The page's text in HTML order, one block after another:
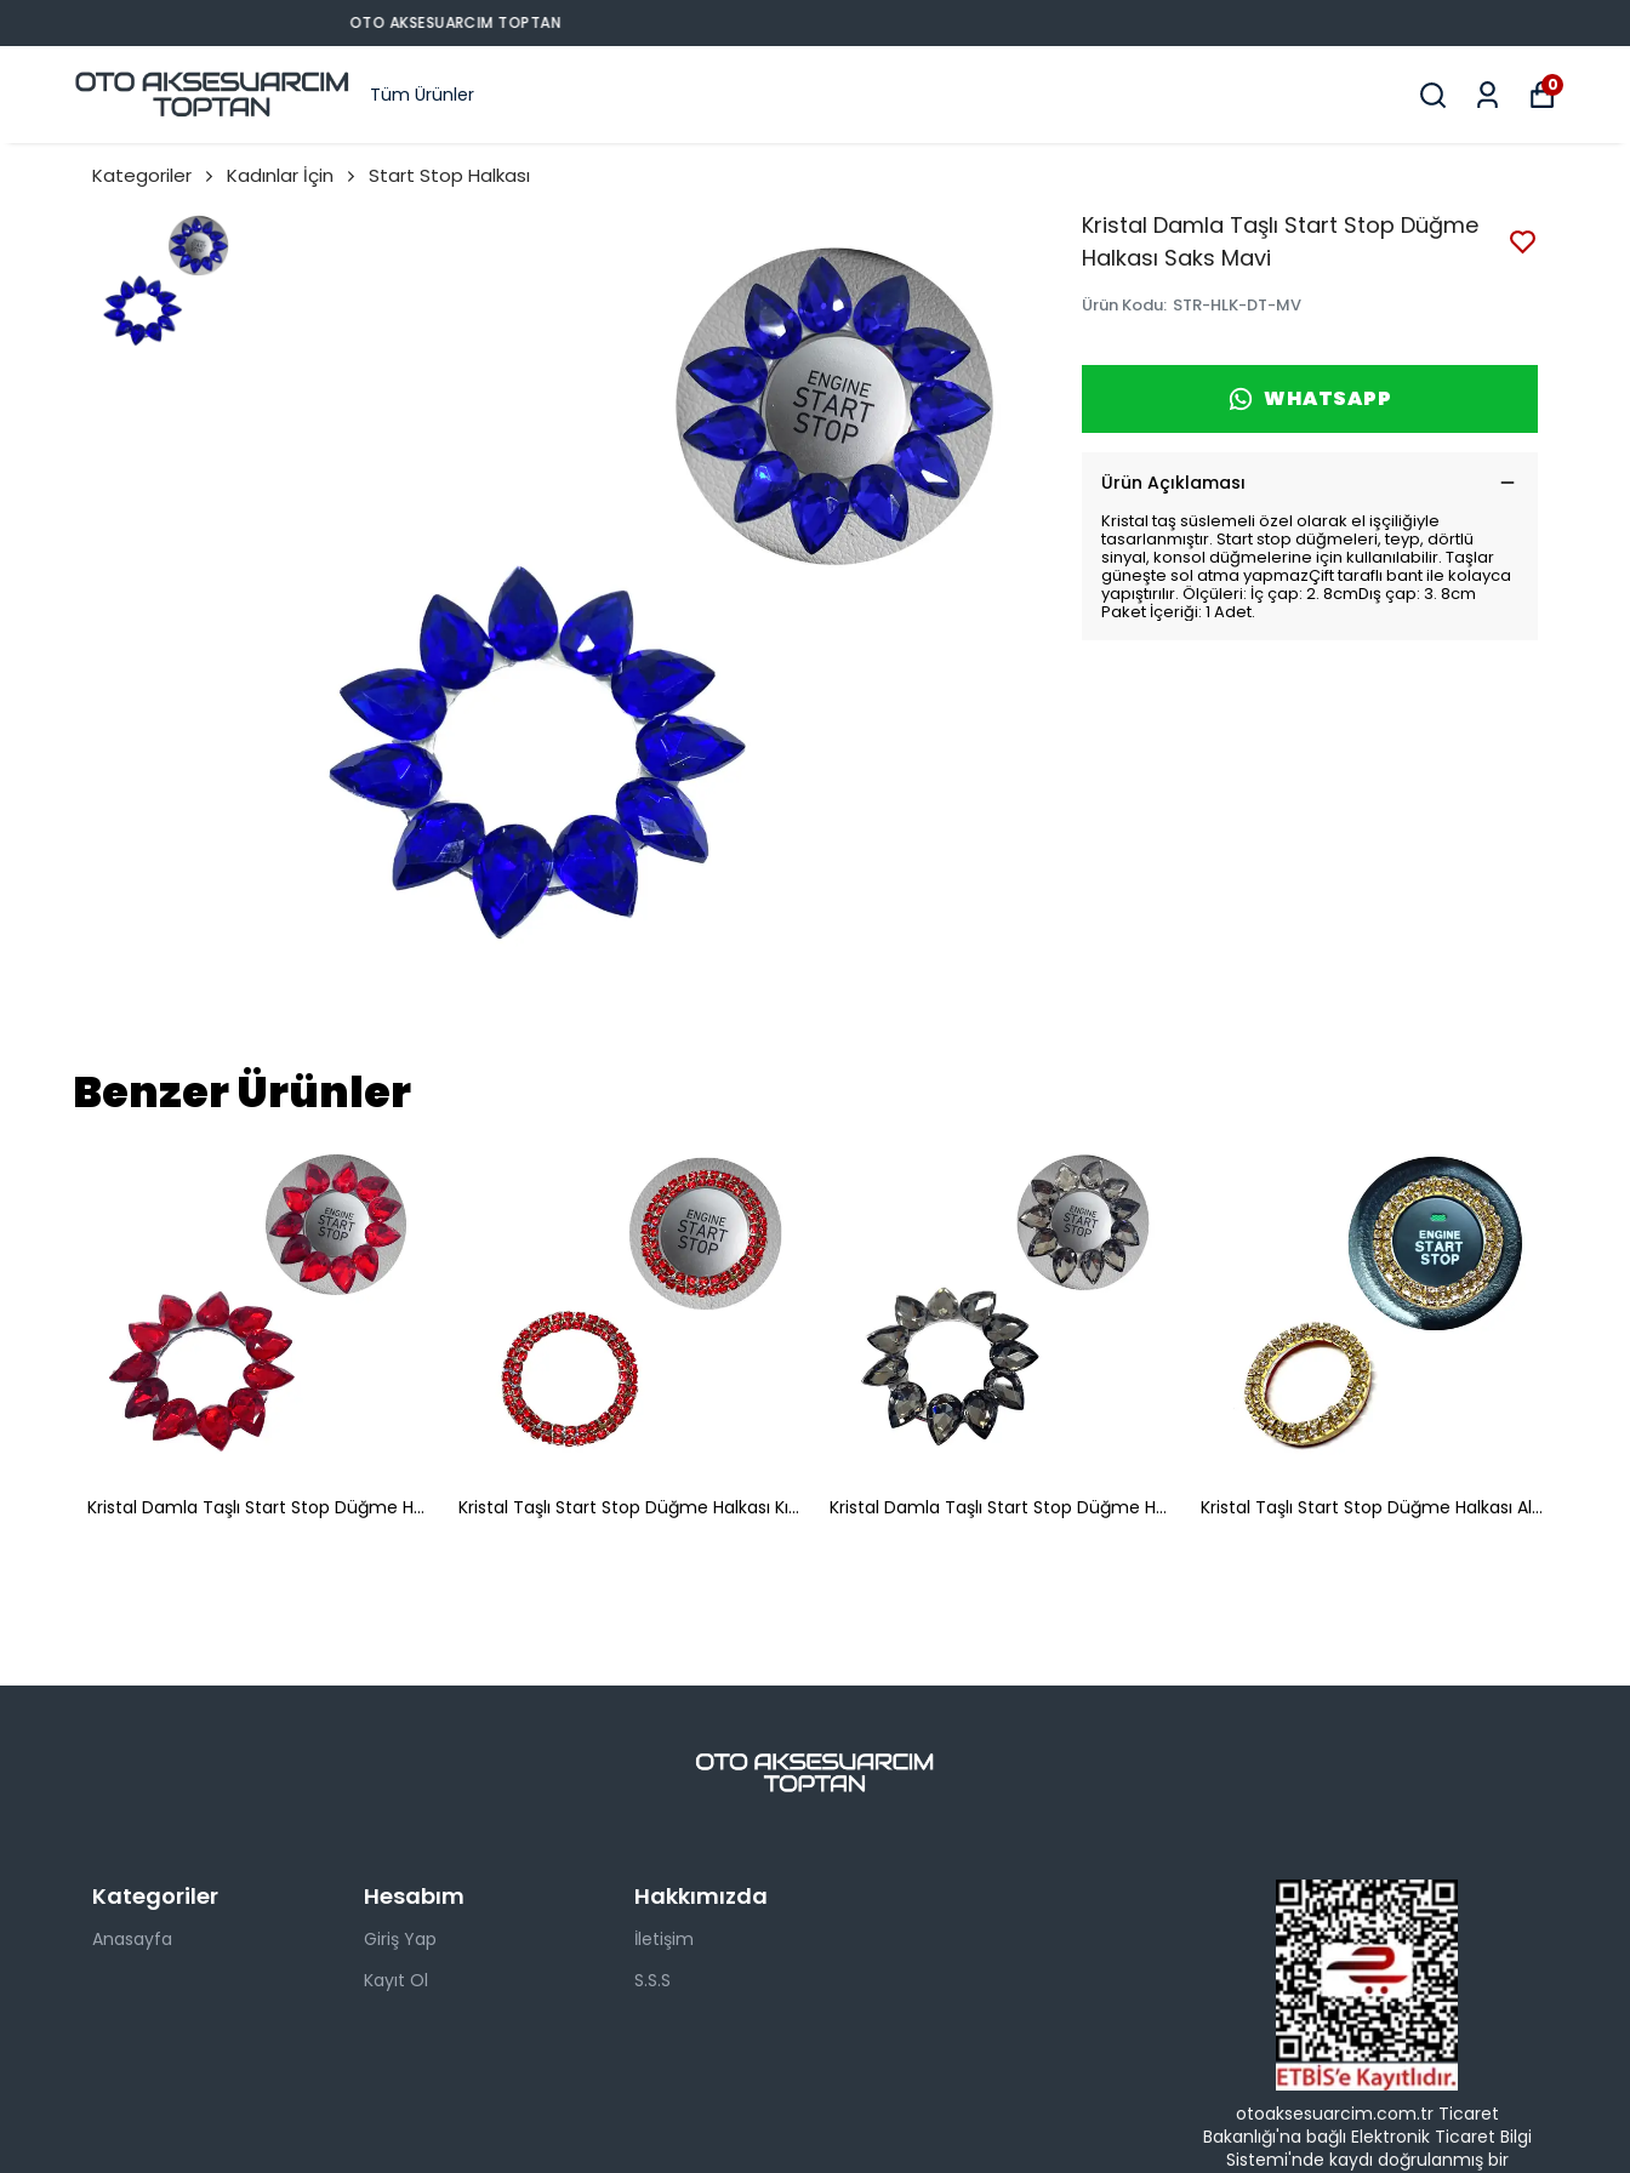
Tüm Ürünler 0
Kategoriler Kadınlar İçin Start Stop Halkası
Kristal Damla Taşlı Start Stop Düğme
Halkası Saks Mavi
Ürün Kodu: STR-HLK-DT-MV
WHATSAPP
Ürün Açıklaması
Kristal taş süslemeli özel olarak el işçiliğiyle
tasarlanmıştır. Start stop düğmeleri, teyp, dörtlü
sinyal, konsol düğmelerine için kullanılabilir. Taşlar
güneşte sol atma yapmazÇift taraflı bant ile kolayca
yapıştırılır. Ölçüleri: İç çap: 2. 8cmDış çap: 3. 8cm
Paket İçeriği: 1 Adet.
Benzer Ürünler
Kristal Damla Taşlı Start Stop Düğme Halkası Kırmızı Kristal Taşlı Start Stop Düğme Halkası Kırmızı Kristal Damla Taşlı Start Stop Düğme Halkası Füme Kristal Taşlı Start Stop Düğme Halkası Altın
Kategoriler
Anasayfa
Hesabım
Giriş Yap
Kayıt Ol
Hakkımızda
İletişim
S.S.S
otoaksesuarcim.com.tr Ticaret
Bakanlığı'na bağlı Elektronik Ticaret Bilgi
Sistemi'nde kaydı doğrulanmış bir